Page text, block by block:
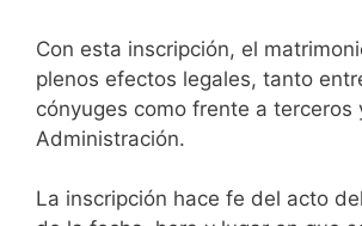
Con esta inscripción, el
plenos efectos legales, tanto
cónyuges como frente a terceros
Administración.
La inscripción hace fe del acto